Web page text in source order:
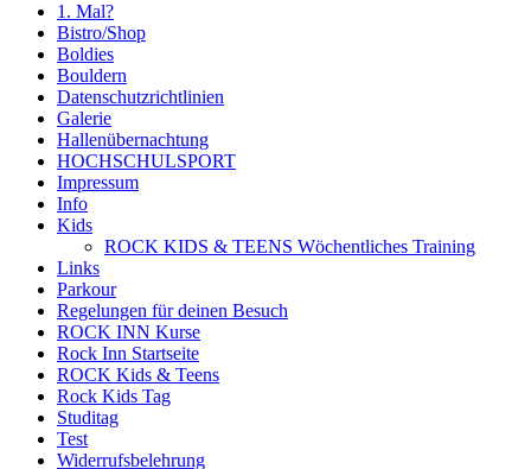
1. Mal?
Bistro/Shop
Boldies
Bouldern
Datenschutzrichtlinien
Galerie
Hallenübernachtung
HOCHSCHULSPORT
Impressum
Info
Kids
ROCK KIDS & TEENS Wöchentliches Training
Links
Parkour
Regelungen für deinen Besuch
ROCK INN Kurse
Rock Inn Startseite
ROCK Kids & Teens
Rock Kids Tag
Studitag
Test
Widerrufsbelehrung